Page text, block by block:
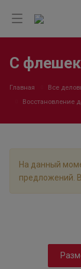
С флешек
Главная Все
Восстановление
На данный
предложений.